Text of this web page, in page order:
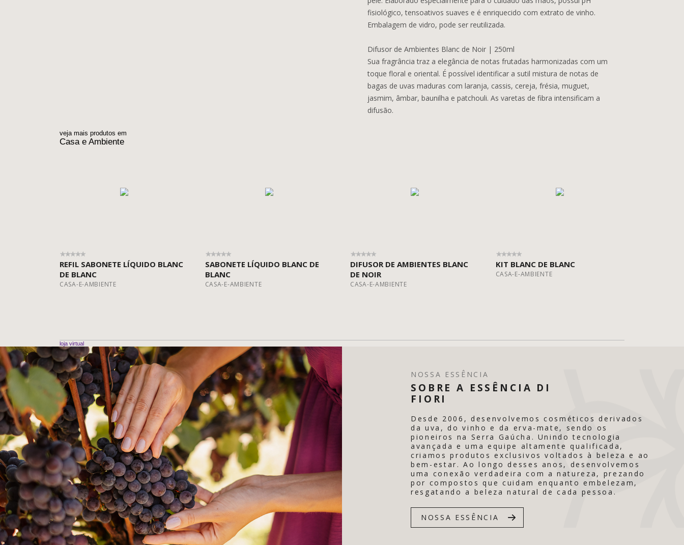
fisiológico, tensoativos suaves e é enriquecido com extrato de vinho.
Embalagem de vidro, pode ser reutilizada.
Difusor de Ambientes Blanc de Noir | 250ml
Sua fragrância traz a elegância de notas frutadas harmonizadas com um
toque floral e oriental. É possível identificar a sutil mistura de notas de
bagas de uvas maduras com laranja, cassis, cereja, frésia, muguet,
jasmim, âmbar, baunilha e patchouli. As varetas de fibra intensificam a
difusão.
veja mais produtos em
Casa e Ambiente
REFIL SABONETE LÍQUIDO BLANC
DE BLANC
CASA-E-AMBIENTE
SABONETE LÍQUIDO BLANC DE
BLANC
CASA-E-AMBIENTE
DIFUSOR DE AMBIENTES BLANC
DE NOIR
CASA-E-AMBIENTE
KIT BLANC DE BLANC
CASA-E-AMBIENTE
loja virtual
NOSSA ESSÊNCIA
SOBRE A ESSÊNCIA DI
FIORI
Desde 2006, desenvolvemos cosméticos derivados
da uva, do vinho e da erva-mate, sendo os
pioneiros na Serra Gaúcha. Unindo tecnologia
avançada e uma equipe altamente qualificada,
criamos produtos exclusivos voltados à beleza e ao
bem-estar. Ao longo desses anos, desenvolvemos
uma conexão verdadeira com a natureza, prezando
por compostos que cuidam enquanto embelezam,
resgatando a beleza natural de cada pessoa.
NOSSA ESSÊNCIA